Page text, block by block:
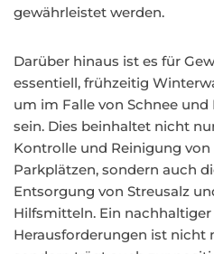
gewährleistet werden.
Darüber hinaus ist es für
essentiell, frühzeitig
um im Falle von Schnee
sein. Dies beinhaltet nicht
Kontrolle und Reinigung von
Parkplätzen, sondern auch
Entsorgung von Streusalz
Hilfsmitteln. Ein
Herausforderungen ist nicht